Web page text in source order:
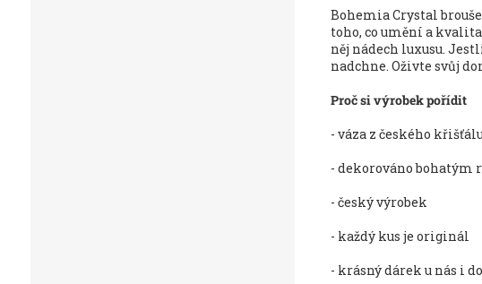
Bohemia Crystal
toho, co umění a
něj nádech luxusu.
nadchne. Oživte svůj
Proč si výrobek pořídit
- váza z českého
- dekorováno
- český výrobek
- každý kus je originál
- krásný dárek u nás i